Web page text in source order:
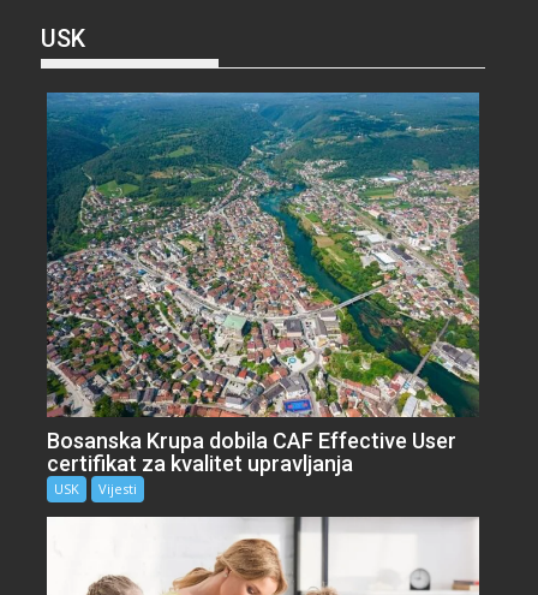
USK
Bosanska Krupa dobila CAF Effective User
certifikat za kvalitet upravljanja
USK Vijesti